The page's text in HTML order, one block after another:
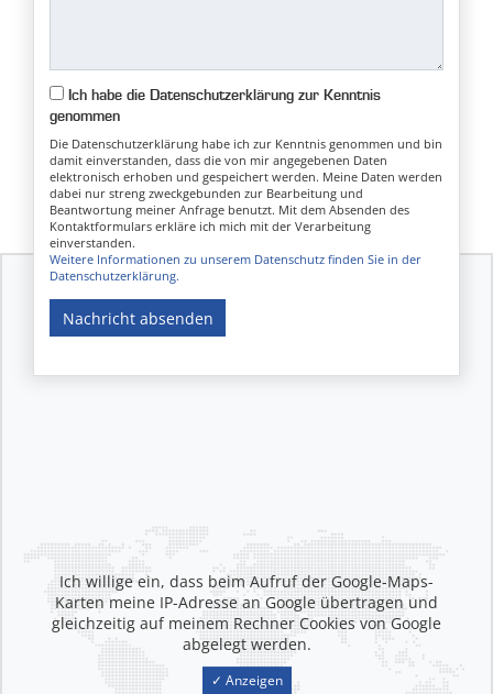
Ich habe die Datenschutzerklärung zur Kenntnis
genommen
Die Datenschutzerklärung habe ich zur Kenntnis genommen und bin
damit einverstanden, dass die von mir angegebenen Daten
elektronisch erhoben und gespeichert werden. Meine Daten werden
dabei nur streng zweckgebunden zur Bearbeitung und
Beantwortung meiner Anfrage benutzt. Mit dem Absenden des
Kontaktformulars erkläre ich mich mit der Verarbeitung
einverstanden.
Weitere Informationen zu unserem Datenschutz finden Sie in der
Datenschutzerklärung.
Nachricht absenden
Ich willige ein, dass beim Aufruf der Google-Maps-
Karten meine IP-Adresse an Google übertragen und
gleichzeitig auf meinem Rechner Cookies von Google
abgelegt werden.
✓ Anzeigen